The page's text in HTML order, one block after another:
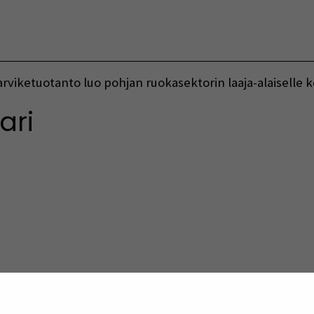
luo pohjan ruokasektorin laaja-alaiselle